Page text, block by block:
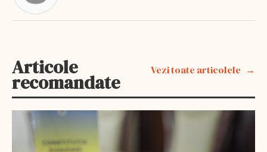
Articole
recomandate
Vezi toate articolele